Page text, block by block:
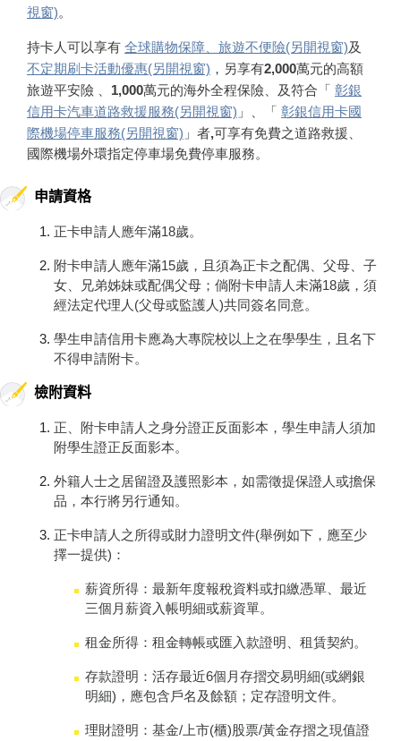
視窗)。
持卡人可以享有 全球購物保障、旅遊不便險(另開視窗)及
不定期刷卡活動優惠(另開視窗) ，另享有2,000萬元的高額
旅遊平安險 、1,000萬元的海外全程保險、及符合「 彰銀
信用卡汽車道路救援服務(另開視窗) 」、「 彰銀信用卡國
際機場停車服務(另開視窗) 」者,可享有免費之道路救援、
國際機場外環指定停車場免費停車服務。
申請資格
正卡申請人應年滿18歲。
附卡申請人應年滿15歲，且須為正卡之配偶、父母、子
女、兄弟姊妹或配偶父母；倘附卡申請人未滿18歲，須
經法定代理人(父母或監護人)共同簽名同意。
學生申請信用卡應為大專院校以上之在學學生，且名下
不得申請附卡。
檢附資料
正、附卡申請人之身分證正反面影本，學生申請人須加
附學生證正反面影本。
外籍人士之居留證及護照影本，如需徵提保證人或擔保
品，本行將另行通知。
正卡申請人之所得或財力證明文件(舉例如下，應至少
擇一提供)：
薪資所得：最新年度報稅資料或扣繳憑單、最近
三個月薪資入帳明細或薪資單。
租金所得：租金轉帳或匯入款證明、租賃契約。
存款證明：活存最近6個月存摺交易明細(或網銀
明細)，應包含戶名及餘額；定存證明文件。
理財證明：基金/上市(櫃)股票/黃金存摺之現值證